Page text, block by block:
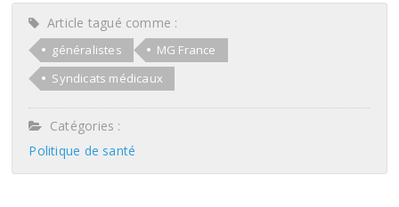
Article tagué comme :
généralistes
MG France
Syndicats médicaux
Catégories :
Politique de santé